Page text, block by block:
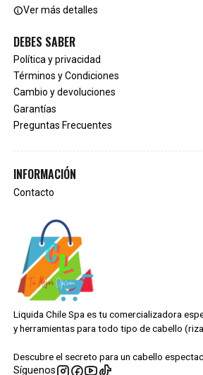
Ver más detalles
DEBES SABER
Política y privacidad
Términos y Condiciones
Cambio y devoluciones
Garantías
Preguntas Frecuentes
INFORMACIÓN
Contacto
Liquida Chile Spa es tu comercializadora
y herramientas para todo tipo de cabello
Descubre el secreto para un cabello
Síguenos